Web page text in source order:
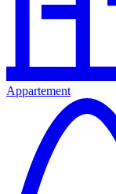
Appartement